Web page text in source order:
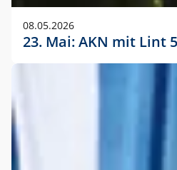
08.05.2026
23. Mai: AKN mit Lint